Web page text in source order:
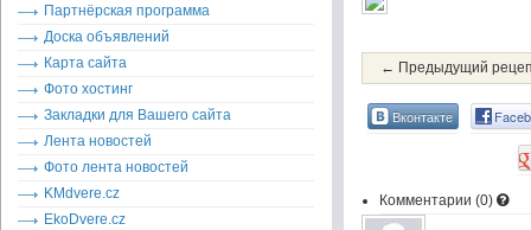
← Предыдущий
Вконтакте
Комментарии (0)
Партнёрская программа
Доска объявлений
Карта сайта
Фото хостинг
Закладки для Вашего сайта
Лента новостей
Фото лента новостей
KMdvere.cz
EkoDvere.cz